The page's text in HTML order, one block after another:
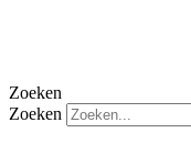
Zoeken
Zoeken